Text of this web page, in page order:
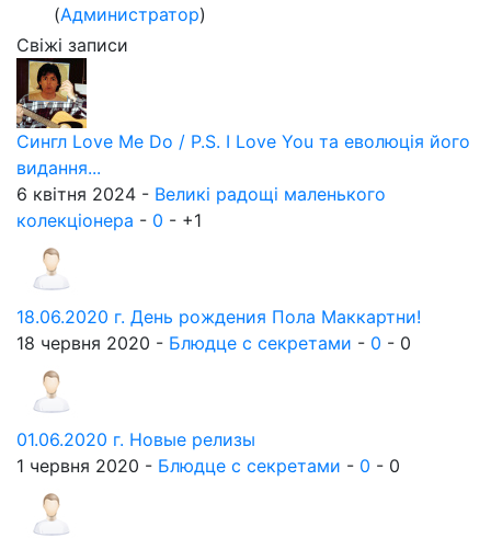
(Администратор)
Свіжі записи
Сингл Love Me Do / P.S. I Love You та еволюція його
видання...
6 квітня 2024 - Великі радощі маленького
колекціонера - 0 - +1
18.06.2020 г. День рождения Пола Маккартни!
18 червня 2020 - Блюдце с секретами - 0 - 0
01.06.2020 г. Новые релизы
1 червня 2020 - Блюдце с секретами - 0 - 0